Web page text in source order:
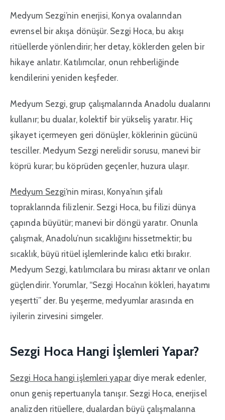
Medyum Sezgi’nin enerjisi, Konya ovalarından
evrensel bir akışa dönüşür. Sezgi Hoca, bu akışı
ritüellerde yönlendirir; her detay, köklerden gelen bir
hikaye anlatır. Katılımcılar, onun rehberliğinde
kendilerini yeniden keşfeder.
Medyum Sezgi, grup çalışmalarında Anadolu dualarını
kullanır; bu dualar, kolektif bir yükseliş yaratır. Hiç
şikayet içermeyen geri dönüşler, köklerinin gücünü
tesciller. Medyum Sezgi nerelidir sorusu, manevi bir
köprü kurar; bu köprüden geçenler, huzura ulaşır.
Medyum Sezgi‘nin mirası, Konya’nın şifalı
topraklarında filizlenir. Sezgi Hoca, bu filizi dünya
çapında büyütür; manevi bir döngü yaratır. Onunla
çalışmak, Anadolu’nun sıcaklığını hissetmektir; bu
sıcaklık, büyü ritüel işlemlerinde kalıcı etki bırakır.
Medyum Sezgi, katılımcılara bu mirası aktarır ve onları
güçlendirir. Yorumlar, “Sezgi Hoca’nın kökleri, hayatımı
yeşertti” der. Bu yeşerme, medyumlar arasında en
iyilerin zirvesini simgeler.
Sezgi Hoca Hangi İşlemleri Yapar?
Sezgi Hoca hangi işlemleri yapardiye merak edenler,
onun geniş repertuarıyla tanışır. Sezgi Hoca, enerjisel
analizden ritüellere, dualardan büyü çalışmalarına